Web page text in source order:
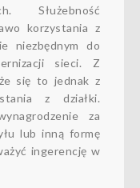
Służebność
korzystania z
niezbędnym do
sieci. Z
się to jednak z
z działki.
za
lub inną formę
ingerencję w